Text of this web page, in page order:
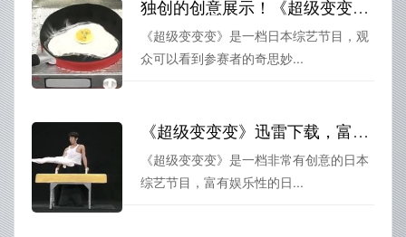
独创的创意展示！《超级变变变》视频全集携您一起出奇制胜
《超级变变变》是一档日本综艺节目，观
众可以看到参赛者的奇思妙...
《超级变变变》迅雷下载，富有创意的日本综艺节目，看肢体如何变魔术
《超级变变变》是一档非常有创意的日本
综艺节目，富有娱乐性的日...